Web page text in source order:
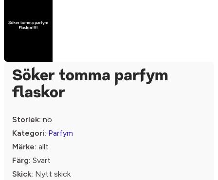
Söker tomma parfym
flaskor
Storlek: no
Kategori: Parfym
Märke: allt
Färg: Svart
Skick: Nytt skick